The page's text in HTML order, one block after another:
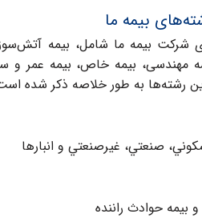
بیمه ما
بیمه ما شامل، بیمه
مهندسی، بیمه خاص، بیمه عمر و
رشته‌ها به طور خلاصه ذکر شده
صنعتي، غيرصنعتي و انبارها
بيمه حوادث راننده